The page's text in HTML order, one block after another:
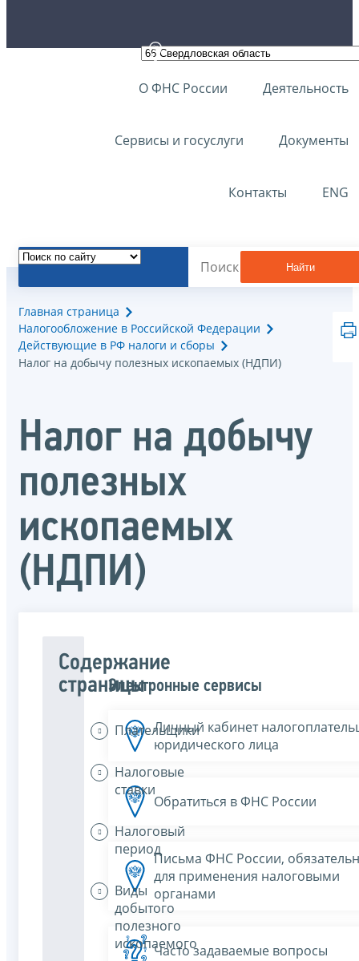
О ФНС России Деятельность
Сервисы и госуслуги Документы
Контакты ENG
Найти
Главная страница
Налогообложение в Российской Федерации
Действующие в РФ налоги и сборы
Налог на добычу полезных ископаемых (НДПИ)
Налог на добычу
полезных
ископаемых
(НДПИ)
Содержание
страницы
Плательщики
Налоговые
ставки
Налоговый
период
Виды
добытого
полезного
ископаемого
Электронные сервисы
Личный кабинет
юридического лица
Обратиться в ФНС России
Письма ФНС России,
для применения налоговыми
органами
Часто задаваемые вопросы